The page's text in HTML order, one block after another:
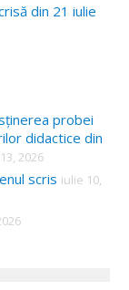
din 21 iulie
probei
didactice din
2026
scris iulie 10,